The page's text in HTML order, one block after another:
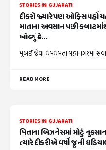
STORIES IN GUJARATI
દીકરો જ્યારે પણ ઓફિસ
માતાના અવસાન પછી
ખોલ્યું કે...
મુંબઈ જેવા ધમધમતા મહાનગરમાં
READ MORE
STORIES IN GUJARATI
પિતાના બિઝનેસમાં મોટું
ત્યારે દીકરીએ વર્ષો જૂની